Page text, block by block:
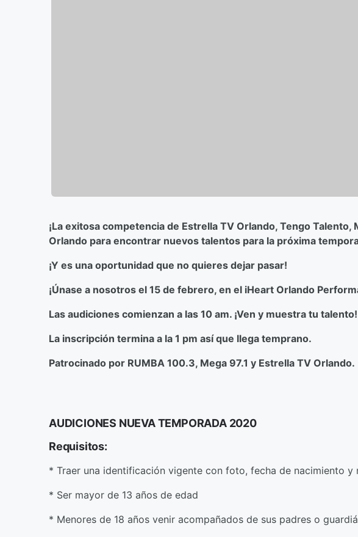
¡La exitosa competencia de Estrella TV Orlando, Tengo
Orlando para encontrar nuevos talentos para la próxima
¡Y es una oportunidad que no quieres dejar pasar!
¡Únase a nosotros el 15 de febrero, en el iHeart Orlando
Las audiciones comienzan a las 10 am. ¡Ven y muestra tu talento!
La inscripción termina a la 1 pm así que llega temprano.
Patrocinado por RUMBA 100.3, Mega 97.1 y Estrella TV Orlando.
AUDICIONES NUEVA TEMPORADA 2020
Requisitos:
* Traer una identificación vigente con foto, fecha de nacimiento y
* Ser mayor de 13 años de edad
* Menores de 18 años venir acompañados de sus padres o